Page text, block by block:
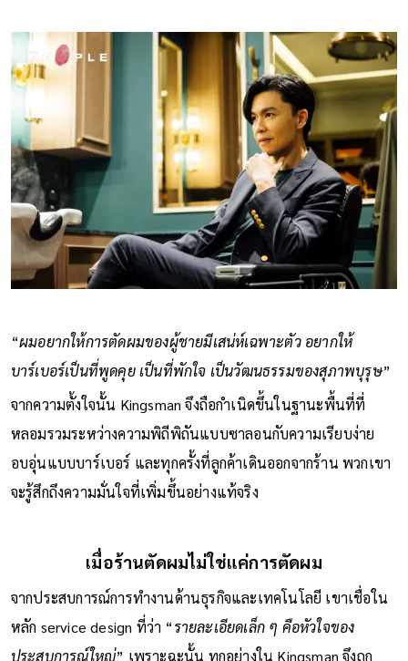
“ผมอยากให้การตัดผมของผู้ชายมีเสน่ห์เฉพาะตัว อยากให้
บาร์เบอร์เป็นที่พูดคุย เป็นที่พักใจ เป็นวัฒนธรรมของสุภาพบุรุษ”
จากความตั้งใจนั้น Kingsman จึงถือกำเนิดขึ้นในฐานะพื้นที่ที่
หลอมรวมระหว่างความพิถีพิถันแบบซาลอนกับความเรียบง่าย
อบอุ่นแบบบาร์เบอร์ และทุกครั้งที่ลูกค้าเดินออกจากร้าน พวกเขา
จะรู้สึกถึงความมั่นใจที่เพิ่มขึ้นอย่างแท้จริง
เมื่อร้านตัดผมไม่ใช่แค่การตัดผม
จากประสบการณ์การทำงานด้านธุรกิจและเทคโนโลยี เขาเชื่อใน
หลัก service design ที่ว่า “รายละเอียดเล็ก ๆ คือหัวใจของ
ประสบการณ์ใหญ่” เพราะฉะนั้น ทุกอย่างใน Kingsman จึงถูก